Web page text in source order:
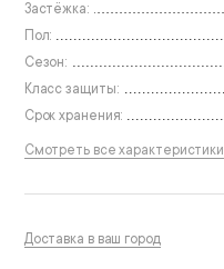
Застёжка:
Пол:
Сезон:
Класс защиты:
Срок хранения:
Смотреть все характеристики
Доставка в ваш город